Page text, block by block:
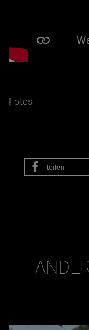
Fotos
teilen